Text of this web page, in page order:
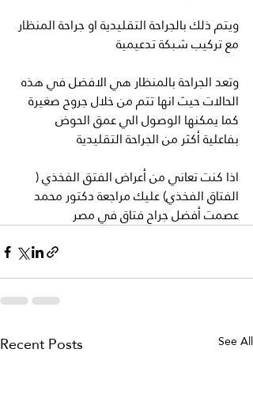
ويتم ذلك بالجراحة التقليدية او جراحة المنظار
مع تركيب شبكة تدعيمية
وتعد الجراحة بالمنظار هي الافضل في هذه
الحالات حيث انها تتم من خلال جروح صغيرة
كما يمكنها الوصول الي عمق الحوض
بفاعلية أكثر من الجراحة التقليدية
اذا كنت تعاني من أعراض الفتق الفخذي (
الفتاق الفخذي) عليك مراجعة دكتور محمد
عصمت أفضل جراح فتاق في مصر
Recent Posts See All